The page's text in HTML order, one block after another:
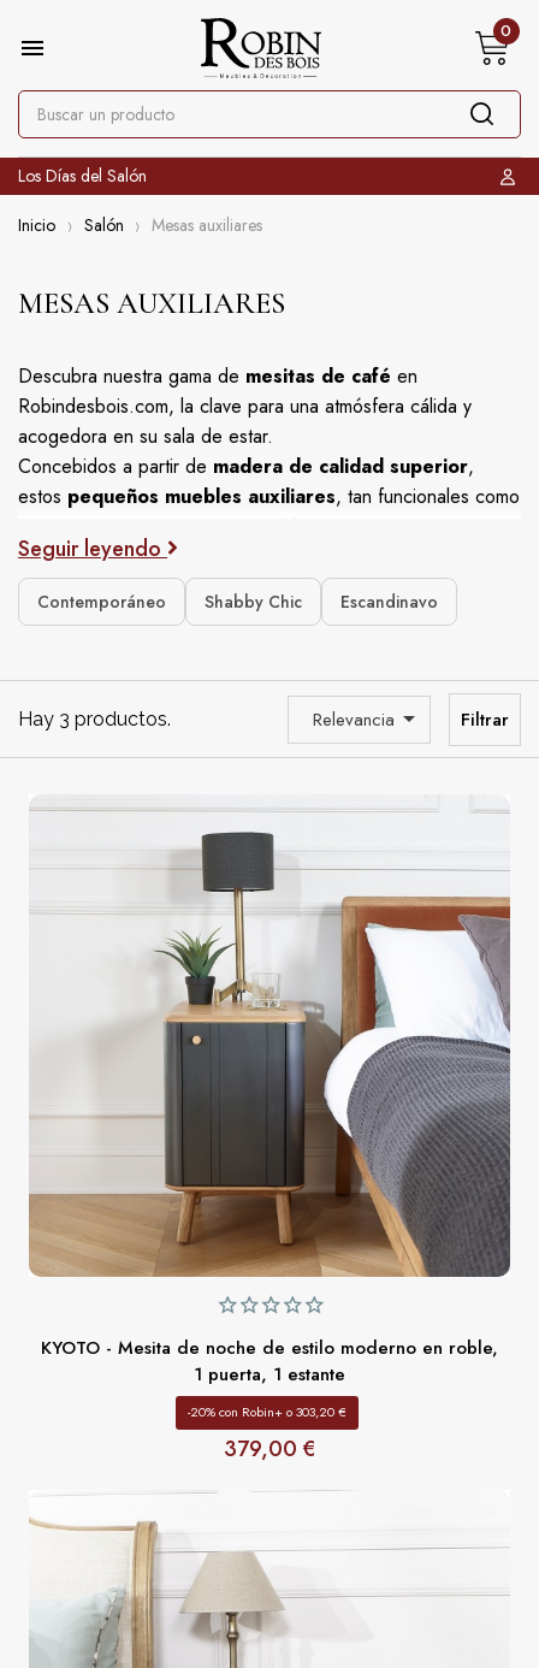
Los Días del Salón

0
Inicio Salón Mesas auxiliares
MESAS AUXILIARES
Descubra nuestra gama de mesitas de café en
Robindesbois.com, la clave para una atmósfera cálida y
acogedora en su sala de estar.
Concebidos a partir de madera de calidad superior,
estos pequeños muebles auxiliares, tan funcionales como
sus momentos de relajación y complementar armoniosamente
su decoración interior.
No olvide echar un vistazo a nuestraselección de sofás
Seguir leyendo
Contemporáneo Shabby Chic Escandinavo
Hay 3 productos. Relevancia  Filtrar
KYOTO - Mesita de noche de estilo moderno en roble,
1 puerta, 1 estante
-20% con Robin+ o 303,20 €
Precio
379,00 €